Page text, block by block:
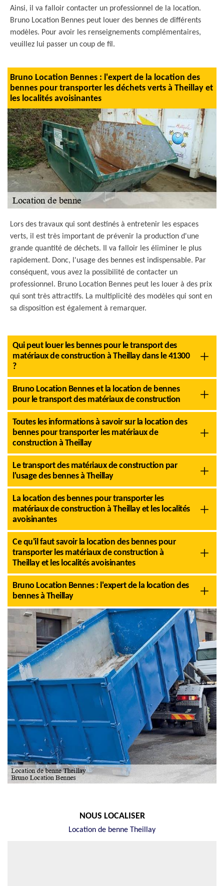
Ainsi, il va falloir contacter un professionnel de la location.
Bruno Location Bennes peut louer des bennes de différents
modèles. Pour avoir les renseignements complémentaires,
veuillez lui passer un coup de fil.
Bruno Location Bennes : l'expert de la location des
bennes pour transporter les déchets verts à Theillay et
les localités avoisinantes
Lors des travaux qui sont destinés à entretenir les espaces
verts, il est très important de prévenir la production d'une
grande quantité de déchets. Il va falloir les éliminer le plus
rapidement. Donc, l'usage des bennes est indispensable. Par
conséquent, vous avez la possibilité de contacter un
professionnel. Bruno Location Bennes peut les louer à des prix
qui sont très attractifs. La multiplicité des modèles qui sont en
sa disposition est également à remarquer.
Qui peut louer les bennes pour le transport des
matériaux de construction à Theillay dans le 41300
?
Bruno Location Bennes et la location de bennes
pour le transport des matériaux de construction
Toutes les informations à savoir sur la location des
bennes pour transporter les matériaux de
construction à Theillay
Le transport des matériaux de construction par
l'usage des bennes à Theillay
La location des bennes pour transporter les
matériaux de construction à Theillay et les localités
avoisinantes
Ce qu'il faut savoir la location des bennes pour
transporter les matériaux de construction à
Theillay et les localités avoisinantes
Bruno Location Bennes : l'expert de la location des
bennes à Theillay
NOUS LOCALISER
Location de benne Theillay